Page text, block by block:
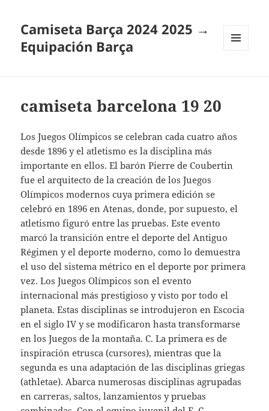
Camiseta Barça 2024 2025 →
Equipación Barça
camiseta barcelona 19 20
Los Juegos Olímpicos se celebran cada cuatro años
desde 1896 y el atletismo es la disciplina más
importante en ellos. El barón Pierre de Coubertin
fue el arquitecto de la creación de los Juegos
Olímpicos modernos cuya primera edición se
celebró en 1896 en Atenas, donde, por supuesto, el
atletismo figuró entre las pruebas. Este evento
marcó la transición entre el deporte del Antiguo
Régimen y el deporte moderno, como lo demuestra
el uso del sistema métrico en el deporte por primera
vez. Los Juegos Olímpicos son el evento
internacional más prestigioso y visto por todo el
planeta. Estas disciplinas se introdujeron en Escocia
en el siglo IV y se modificaron hasta transformarse
en los Juegos de la montaña. C. La primera es de
inspiración etrusca (cursores), mientras que la
segunda es una adaptación de las disciplinas griegas
(athletae). Abarca numerosas disciplinas agrupadas
en carreras, saltos, lanzamientos y pruebas